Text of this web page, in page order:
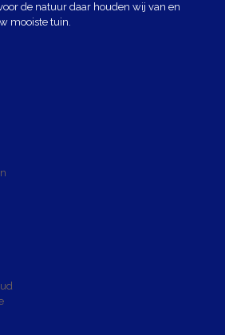
de natuur daar houden wij van en
mooiste tuin.